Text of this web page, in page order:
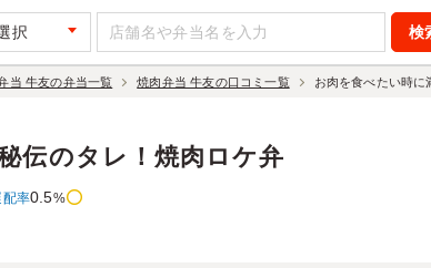
択
当 牛友の弁当一覧 焼肉弁当 牛友の口コミ一覧 お肉を食べたい時に
伝のタレ！焼肉ロケ弁
配率0.5%